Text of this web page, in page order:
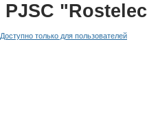
PJSC
Доступно только для пользователей